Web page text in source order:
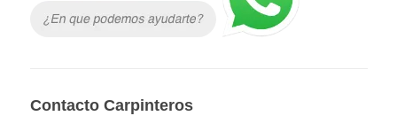
Contacto Carpinteros